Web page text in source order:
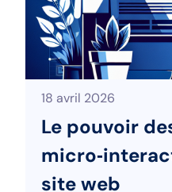
18 avril 2026
Le pouvoir
site web